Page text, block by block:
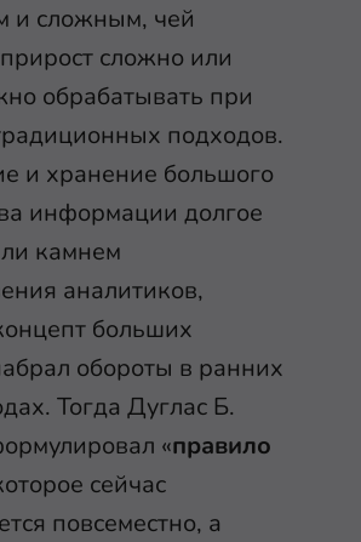
и сложным, чей
сложно или
обрабатывать при
подходов.
и хранение большого
информации долгое
камнем
аналитиков,
больших
обороты в ранних
Тогда Дуглас Б.
«правило
сейчас
повсеместно, а